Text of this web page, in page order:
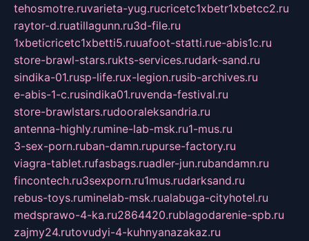
tehosmotre.ruvarieta-yug.rucricetc1xbetr1xbetcc2.ru
raytor-d.ruatillagunn.ru3d-file.ru
1xbeticricetc1xbetti5.ruuafoot-statti.rue-abis1c.ru
store-brawl-stars.rukts-services.rudark-sand.ru
sindika-01.rusp-life.rux-legion.rusib-archives.ru
e-abis-1-c.rusindika01.ruvenda-festival.ru
store-brawlstars.rudooraleksandria.ru
antenna-highly.rumine-lab-msk.ru1-mus.ru
3-sex-porn.ruban-damn.rupurse-factory.ru
viagra-tablet.rufasbags.ruadler-jun.rubandamn.ru
fincontech.ru3sexporn.ru1mus.rudarksand.ru
rebus-toys.ruminelab-msk.rualabuga-cityhotel.ru
medsprawo-4-ka.ru2864420.rublagodarenie-spb.ru
zajmy24.rutovudyi-4-kuhnyanazakaz.ru